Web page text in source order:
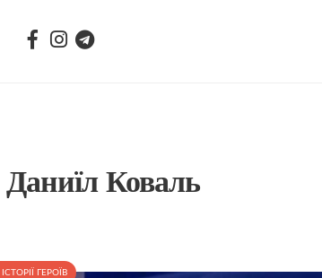
Даниїл Коваль
ІСТОРІЇ ГЕРОЇВ